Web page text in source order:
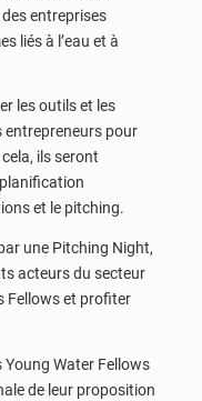
entreprises
liés à l’eau et à
les outils et les
entrepreneurs pour
ils seront
et le pitching.
une Pitching Night,
acteurs du secteur
Fellows et profiter
Young Water Fellows
de leur proposition